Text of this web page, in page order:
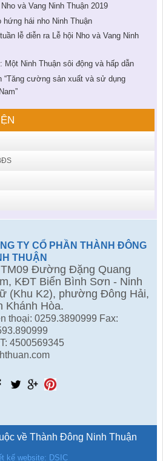
và Vang Ninh Thuận 2019
hái nho Ninh Thuận
lễ diễn ra Lễ hội Nho và Vang Ninh
Một Ninh Thuận sôi động và hấp dẫn
“Tăng cường sản xuất và sử dụng
TY CỔ PHẦN THÀNH ĐÔNG
THUẬN
Đường Đặng Quang
KĐT Biển Bình Sơn - Ninh
(Khu K2), phường Đông Hải,
Khánh Hòa.
thoại: 0259.3890999 Fax:
4500569345
về Thành Đông Ninh Thuận
kế website: DSIC